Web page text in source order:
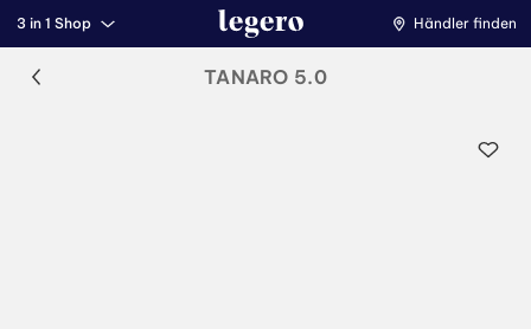
3 in 1 Shop Händler finden
TANARO 5.0